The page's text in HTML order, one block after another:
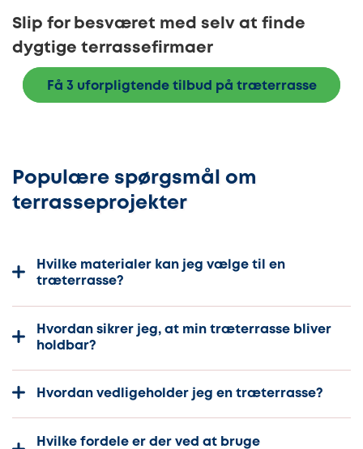
Slip for besværet med selv at finde
dygtige terrassefirmaer
Få 3 uforpligtende tilbud på træterrasse
Populære spørgsmål om
terrasseprojekter
Hvilke materialer kan jeg vælge til en
træterrasse?
Hvordan sikrer jeg, at min træterrasse bliver
holdbar?
Hvordan vedligeholder jeg en træterrasse?
Hvilke fordele er der ved at bruge